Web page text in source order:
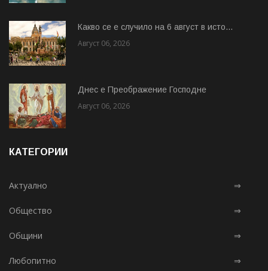
Какво се е случило на 6 август в исто...
Август 06, 2026
Днес е Преображение Господне
Август 06, 2026
КАТЕГОРИИ
Актуално ⇒
Общество ⇒
Общини ⇒
Любопитно ⇒